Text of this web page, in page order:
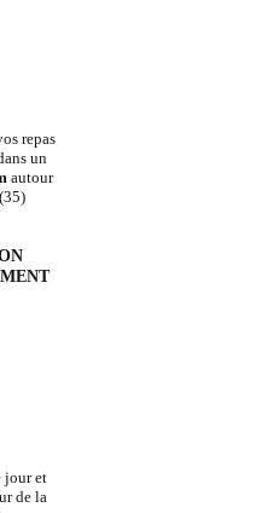
repas
un
autour
jour et
de la